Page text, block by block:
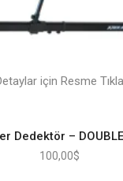
için Resme Tıkla
Dedektör – DOUBLE
100,00$